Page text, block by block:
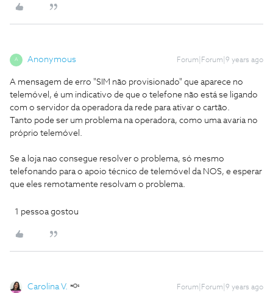
A Anonymous Forum|Forum|9 years ago
A mensagem de erro "SIM não provisionado" que aparece no
telemóvel, é um indicativo de que o telefone não está se ligando
com o servidor da operadora da rede para ativar o cartão.
Tanto pode ser um problema na operadora, como uma avaria no
próprio telemóvel.
Se a loja nao consegue resolver o problema, só mesmo
telefonando para o apoio técnico de telemóvel da NOS, e esperar
que eles remotamente resolvam o problema.
1 pessoa gostou
Carolina V. Forum|Forum|9 years ago